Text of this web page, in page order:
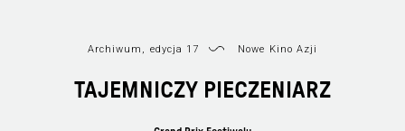
Archiwum, edycja 17 Nowe Kino Azji
TAJEMNICZY PIECZENIARZ